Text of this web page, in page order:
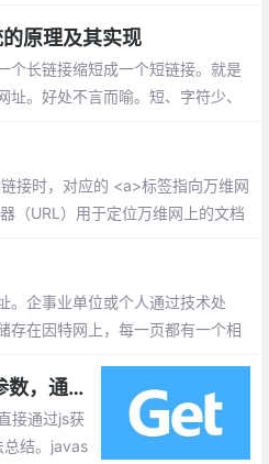
串),windo
URL 的协
原理及其实现
个长链接缩短成一个短链接。就是
。好处不言而喻。短、字符少、
接时，对应的 <a>标签指向万维网
（URL）用于定位万维网上的文档
。企事业单位或个人通过技术处
存在因特网上，每一页都有一个相
静态网站如何获取Get参数，通过js获取url的参数数据的实现方式
接通过js获
结。javas